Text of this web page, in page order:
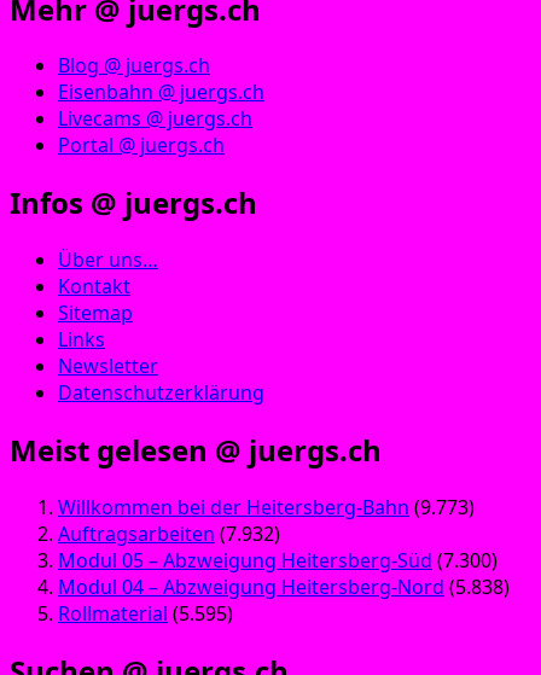
Mehr @ juergs.ch
Blog @ juergs.ch
Eisenbahn @ juergs.ch
Livecams @ juergs.ch
Portal @ juergs.ch
Infos @ juergs.ch
Über uns…
Kontakt
Sitemap
Links
Newsletter
Datenschutzerklärung
Meist gelesen @ juergs.ch
Willkommen bei der Heitersberg-Bahn (9.773)
Auftragsarbeiten (7.932)
Modul 05 – Abzweigung Heitersberg-Süd (7.300)
Modul 04 – Abzweigung Heitersberg-Nord (5.838)
Rollmaterial (5.595)